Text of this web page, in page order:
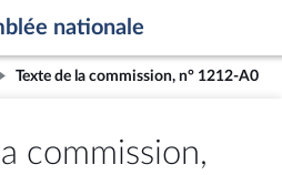
nationale
Texte de la commission, n° 1212-A0
commission,